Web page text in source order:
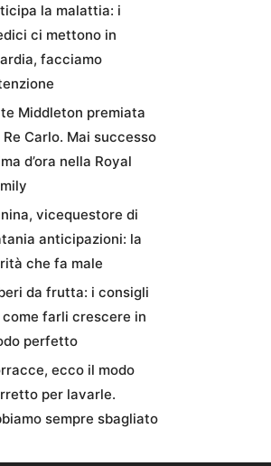
la malattia: i
ci mettono in
facciamo
Middleton premiata
Re Carlo. Mai successo
d’ora nella Royal
vicequestore di
anticipazioni: la
che fa male
da frutta: i consigli
come farli crescere in
perfetto
ecco il modo
per lavarle.
sempre sbagliato